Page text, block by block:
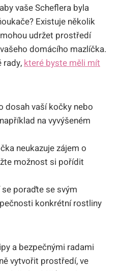
vaše Scheflera byla
Existuje několik
udržet prostředí
domácího mazlíčka.
rady,které byste měli mít
dosah vaší kočky nebo
na vyvýšeném
neukazuje zájem o
možnost si pořídit
poraďte se svým
konkrétní rostliny
a bezpečnými radami
vytvořit prostředí, ve